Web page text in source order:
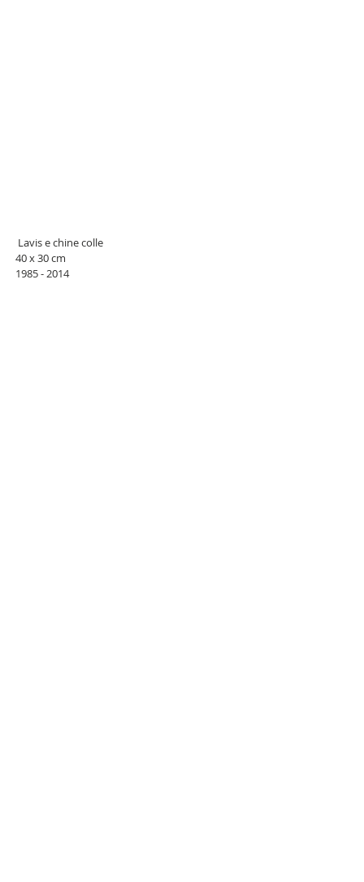
Lavis e chine colle
40 x 30 cm
1985 - 2014